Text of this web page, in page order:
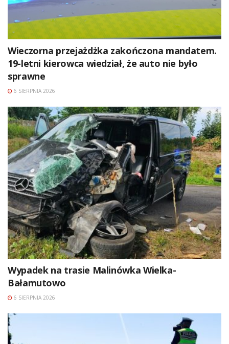
Wieczorna przejażdżka zakończona mandatem.
19-letni kierowca wiedział, że auto nie było
sprawne
6 SIERPNIA 2026
Wypadek na trasie Malinówka Wielka-
Bałamutowo
6 SIERPNIA 2026